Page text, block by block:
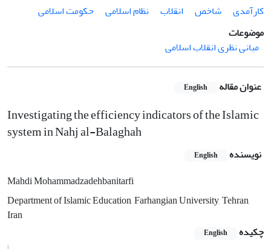
کارآمدی
شاخص انقلاب نظام اسلامی
حکومت اسلامی
موضوعات
مبانی نظری انقلاب اسلامی
عنوان مقاله English
Investigating the efficiency indicators of the Islamic
system in Nahj al-Balaghah
نویسنده English
Mahdi Mohammadzadehbanitarfi
Department of Islamic Education, Farhangian University, Tehran,
Iran
چکیده
English